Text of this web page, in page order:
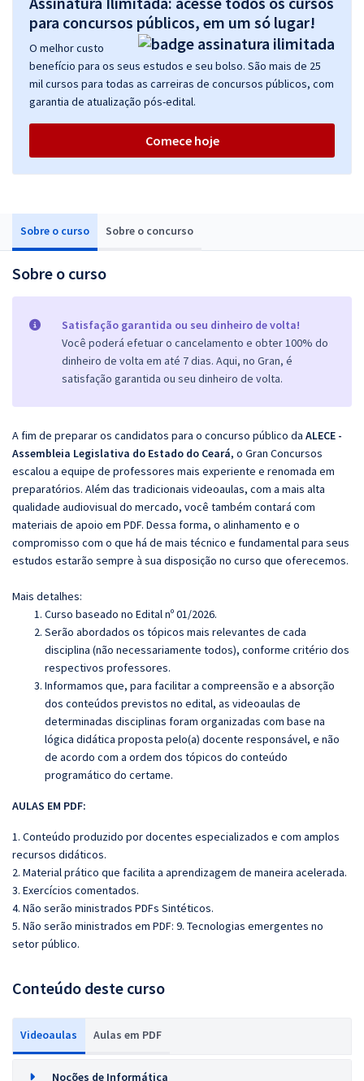
Sobre o curso Sobre o concurso
Sobre o curso
Satisfação garantida ou seu dinheiro de volta!
Você poderá efetuar o cancelamento e obter 100% do
dinheiro de volta em até 7 dias. Aqui, no Gran, é
satisfação garantida ou seu dinheiro de volta.
A fim de preparar os candidatos para o concurso público da ALECE -
Assembleia Legislativa do Estado do Ceará, o Gran Concursos
escalou a equipe de professores mais experiente e renomada em
preparatórios. Além das tradicionais videoaulas, com a mais alta
qualidade audiovisual do mercado, você também contará com
materiais de apoio em PDF. Dessa forma, o alinhamento e o
compromisso com o que há de mais técnico e fundamental para seus
estudos estarão sempre à sua disposição no curso que oferecemos.
Mais detalhes:
Curso baseado no Edital nº 01/2026.
Serão abordados os tópicos mais relevantes de cada
disciplina (não necessariamente todos), conforme critério dos
respectivos professores.
Informamos que, para facilitar a compreensão e a absorção
dos conteúdos previstos no edital, as videoaulas de
determinadas disciplinas foram organizadas com base na
lógica didática proposta pelo(a) docente responsável, e não
de acordo com a ordem dos tópicos do conteúdo
programático do certame.
AULAS EM PDF:
1. Conteúdo produzido por docentes especializados e com amplos
recursos didáticos.
2. Material prático que facilita a aprendizagem de maneira acelerada.
3. Exercícios comentados.
4. Não serão ministrados PDFs Sintéticos.
5. Não serão ministrados em PDF: 9. Tecnologias emergentes no
setor público.
Conteúdo deste curso
Videoaulas Aulas em PDF
Noções de Informática
para concursos públicos, em um só lugar!
O melhor custo
benefício para os seus estudos e seu bolso. São mais de 25
mil cursos para todas as carreiras de concursos públicos, com
garantia de atualização pós-edital.
Comece hoje